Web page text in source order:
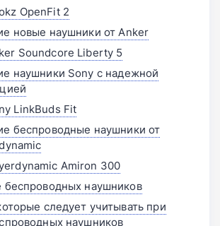
OpenFit 2
новые наушники от Anker
Soundcore Liberty 5
наушники Sony с надежной
LinkBuds Fit
беспроводные наушники от
Amiron 300
беспроводных наушников
следует учитывать при
наушников